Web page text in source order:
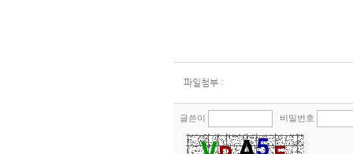
파일첨부 :
글쓴이 비밀번호